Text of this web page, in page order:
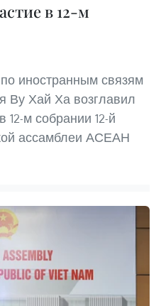
в 12-м
иностранным связям
Ву Хай Ха возглавил
м собрании 12-й
ассамблеи АСЕАН